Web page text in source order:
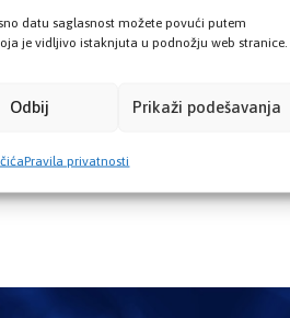
datu saglasnost možete povući putem
je vidljivo istaknjuta u podnožju web stranice.
Odbij Prikaži podešavanja
Pravila privatnosti